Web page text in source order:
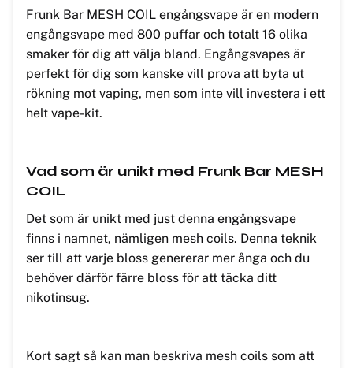
Frunk Bar MESH COIL engångsvape är en modern
engångsvape med 800 puffar och totalt 16 olika
smaker för dig att välja bland. Engångsvapes är
perfekt för dig som kanske vill prova att byta ut
rökning mot vaping, men som inte vill investera i ett
helt vape-kit.
Vad som är unikt med Frunk Bar MESH
COIL
Det som är unikt med just denna engångsvape
finns i namnet, nämligen mesh coils. Denna teknik
ser till att varje bloss genererar mer ånga och du
behöver därför färre bloss för att täcka ditt
nikotinsug.
Kort sagt så kan man beskriva mesh coils som att